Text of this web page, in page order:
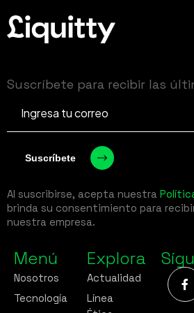
Suscríbete para recibir las
Al suscribirse, acepta nuestra
brinda su consentimiento para
nuestra empresa.
Menú
Nosotros
Tecnología
Explora
Actualidad
Línea